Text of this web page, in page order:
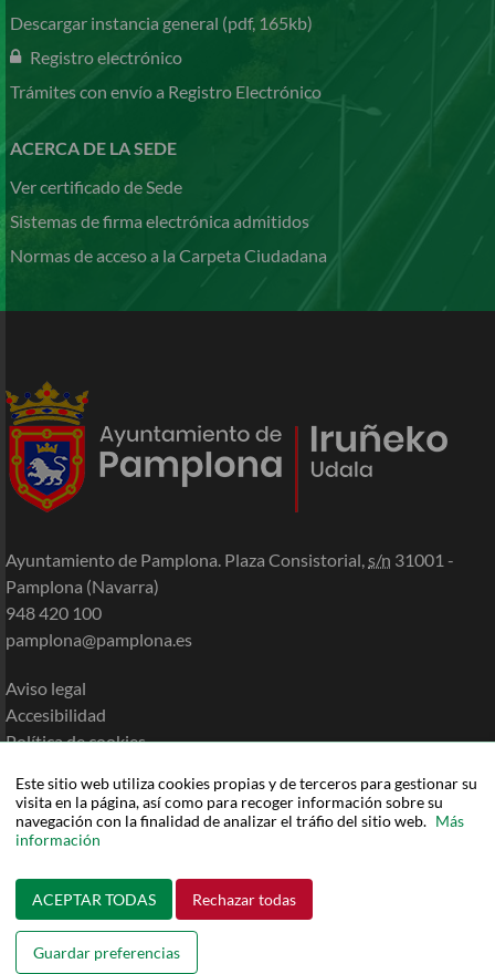
Este sitio web utiliza cookies propias y de terceros para gestionar su
visita en la página, así como para recoger información sobre su
navegación con la finalidad de analizar el tráfio del sitio web. Más
información
ACEPTAR TODAS Rechazar todas
Guardar preferencias
Descargar instancia general (pdf, 165kb)
Registro electrónico
Trámites con envío a Registro Electrónico
ACERCA DE LA SEDE
Ver certificado de Sede
Sistemas de firma electrónica admitidos
Normas de acceso a la Carpeta Ciudadana
Ayuntamiento de Pamplona. Plaza Consistorial, s/n 31001 -
Pamplona (Navarra)
948 420 100
pamplona@pamplona.es
Aviso legal
Accesibilidad
Política de cookies
Mapa de la Sede
Ayuda